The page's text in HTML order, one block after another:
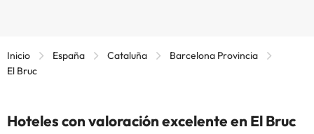
Inicio España Cataluña
Barcelona Provincia
El Bruc
Hoteles con valoración excelente en El Bruc